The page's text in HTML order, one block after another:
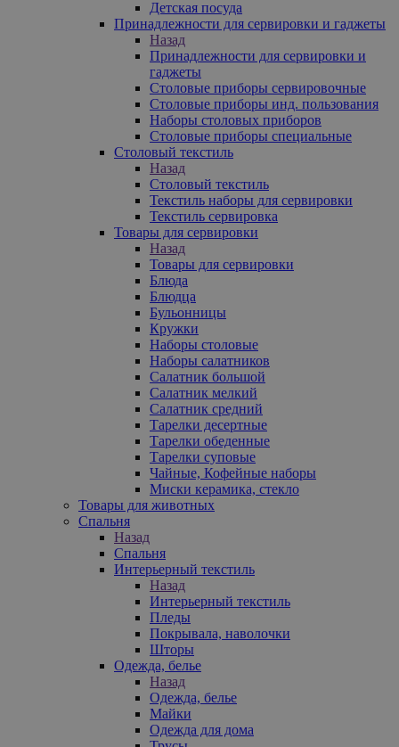
Детская посуда
Принадлежности для сервировки и гаджеты
Назад
Принадлежности для сервировки и
гаджеты
Столовые приборы сервировочные
Столовые приборы инд. пользования
Наборы столовых приборов
Столовые приборы специальные
Столовый текстиль
Назад
Столовый текстиль
Текстиль наборы для сервировки
Текстиль сервировка
Товары для сервировки
Назад
Товары для сервировки
Блюда
Блюдца
Бульонницы
Кружки
Наборы столовые
Наборы салатников
Салатник большой
Салатник мелкий
Салатник средний
Тарелки десертные
Тарелки обеденные
Тарелки суповые
Чайные, Кофейные наборы
Миски керамика, стекло
Товары для животных
Спальня
Назад
Спальня
Интерьерный текстиль
Назад
Интерьерный текстиль
Пледы
Покрывала, наволочки
Шторы
Одежда, белье
Назад
Одежда, белье
Майки
Одежда для дома